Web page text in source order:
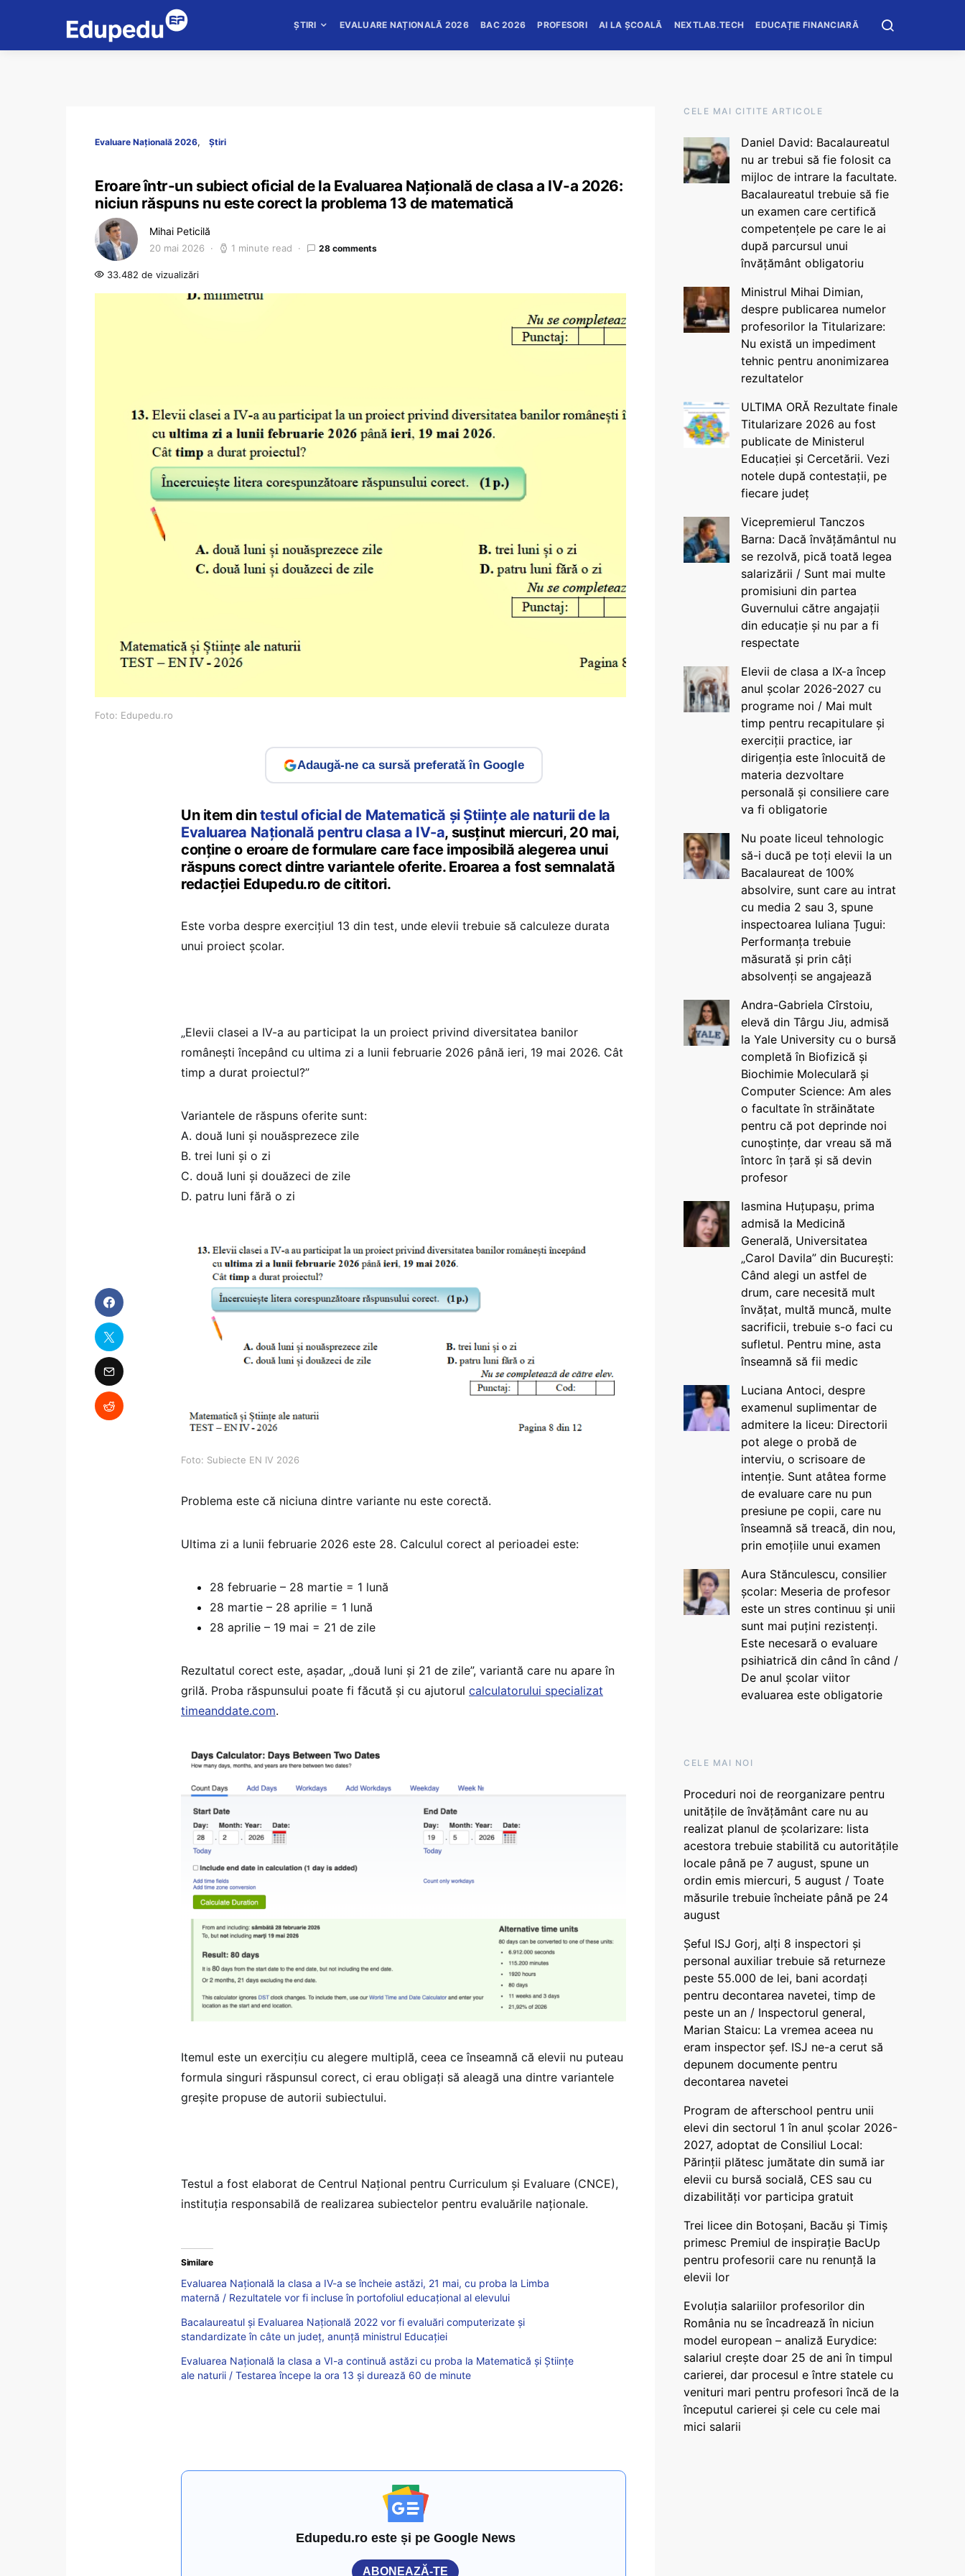
ȘTIRI EVALUARE NAȚIONALĂ 2026 BAC 2026 PROFESORI AI LA ȘCOALĂ NEXTLAB.TECH EDUCAȚIE FINANCIARĂ
Evaluare Națională 2026 Știri
Eroare într-un subiect oficial de la Evaluarea Națională de clasa a IV-a 2026:
niciun răspuns nu este corect la problema 13 de matematică
Mihai Peticilă
20 mai 2026 1 minute read 28 comments
33.482 de vizualizări
Foto: Edupedu.ro
Adaugă-ne ca sursă preferată în Google
Un item dintestul oficial de Matematică și Științe ale naturii de la
Evaluarea Națională pentru clasa a IV-a, susținut miercuri, 20 mai,
conține o eroare de formulare care face imposibilă alegerea unui
răspuns corect dintre variantele oferite. Eroarea a fost semnalată
redacției Edupedu.ro de cititori.
Este vorba despre exercițiul 13 din test, unde elevii trebuie să calculeze durata
unui proiect școlar.
„Elevii clasei a IV-a au participat la un proiect privind diversitatea banilor
românești începând cu ultima zi a lunii februarie 2026 până ieri, 19 mai 2026. Cât
timp a durat proiectul?”
Variantele de răspuns oferite sunt:
A. două luni și nouăsprezece zile
B. trei luni și o zi
C. două luni și douăzeci de zile
D. patru luni fără o zi
Foto: Subiecte EN IV 2026
Problema este că niciuna dintre variante nu este corectă.
Ultima zi a lunii februarie 2026 este 28. Calculul corect al perioadei este:
28 februarie – 28 martie = 1 lună
28 martie – 28 aprilie = 1 lună
28 aprilie – 19 mai = 21 de zile
Rezultatul corect este, așadar, „două luni și 21 de zile”, variantă care nu apare în
grilă. Proba răspunsului poate fi făcută și cu ajutorul calculatorului specializat
timeanddate.com.
Itemul este un exercițiu cu alegere multiplă, ceea ce înseamnă că elevii nu puteau
formula singuri răspunsul corect, ci erau obligați să aleagă una dintre variantele
greșite propuse de autorii subiectului.
Testul a fost elaborat de Centrul Național pentru Curriculum și Evaluare (CNCE),
instituția responsabilă de realizarea subiectelor pentru evaluările naționale.
Similare
Evaluarea Națională la clasa a IV-a se încheie astăzi, 21 mai, cu proba la Limba
maternă / Rezultatele vor fi incluse în portofoliul educațional al elevului
Bacalaureatul și Evaluarea Națională 2022 vor fi evaluări computerizate și
standardizate în câte un județ, anunță ministrul Educației
Evaluarea Națională la clasa a VI-a continuă astăzi cu proba la Matematică și Științe
ale naturii / Testarea începe la ora 13 și durează 60 de minute
Edupedu.ro este și pe Google News
ABONEAZĂ-TE
CELE MAI CITITE ARTICOLE
Daniel David: Bacalaureatul
nu ar trebui să fie folosit ca
mijloc de intrare la facultate.
Bacalaureatul trebuie să fie
un examen care certifică
competențele pe care le ai
după parcursul unui
învățământ obligatoriu
Ministrul Mihai Dimian,
despre publicarea numelor
profesorilor la Titularizare:
Nu există un impediment
tehnic pentru anonimizarea
rezultatelor
ULTIMA ORĂ Rezultate finale
Titularizare 2026 au fost
publicate de Ministerul
Educației și Cercetării. Vezi
notele după contestații, pe
fiecare județ
Vicepremierul Tanczos
Barna: Dacă învățământul nu
se rezolvă, pică toată legea
salarizării / Sunt mai multe
promisiuni din partea
Guvernului către angajații
din educație și nu par a fi
respectate
Elevii de clasa a IX-a încep
anul școlar 2026-2027 cu
programe noi / Mai mult
timp pentru recapitulare și
exerciții practice, iar
dirigenția este înlocuită de
materia dezvoltare
personală și consiliere care
va fi obligatorie
Nu poate liceul tehnologic
să-i ducă pe toți elevii la un
Bacalaureat de 100%
absolvire, sunt care au intrat
cu media 2 sau 3, spune
inspectoarea Iuliana Țugui:
Performanța trebuie
măsurată și prin câți
absolvenți se angajează
Andra-Gabriela Cîrstoiu,
elevă din Târgu Jiu, admisă
la Yale University cu o bursă
completă în Biofizică și
Biochimie Moleculară și
Computer Science: Am ales
o facultate în străinătate
pentru că pot deprinde noi
cunoștințe, dar vreau să mă
întorc în țară și să devin
profesor
Iasmina Huțupașu, prima
admisă la Medicină
Generală, Universitatea
„Carol Davila” din București:
Când alegi un astfel de
drum, care necesită mult
învățat, multă muncă, multe
sacrificii, trebuie s-o faci cu
sufletul. Pentru mine, asta
înseamnă să fii medic
Luciana Antoci, despre
examenul suplimentar de
admitere la liceu: Directorii
pot alege o probă de
interviu, o scrisoare de
intenție. Sunt atâtea forme
de evaluare care nu pun
presiune pe copii, care nu
înseamnă să treacă, din nou,
prin emoțiile unui examen
Aura Stănculescu, consilier
școlar: Meseria de profesor
este un stres continuu și unii
sunt mai puțini rezistenți.
Este necesară o evaluare
psihiatrică din când în când /
De anul școlar viitor
evaluarea este obligatorie
CELE MAI NOI
Proceduri noi de reorganizare pentru
unitățile de învățământ care nu au
realizat planul de școlarizare: lista
acestora trebuie stabilită cu autoritățile
locale până pe 7 august, spune un
ordin emis miercuri, 5 august / Toate
măsurile trebuie încheiate până pe 24
august
Șeful ISJ Gorj, alți 8 inspectori și
personal auxiliar trebuie să returneze
peste 55.000 de lei, bani acordați
pentru decontarea navetei, timp de
peste un an / Inspectorul general,
Marian Staicu: La vremea aceea nu
eram inspector șef. ISJ ne-a cerut să
depunem documente pentru
decontarea navetei
Program de afterschool pentru unii
elevi din sectorul 1 în anul școlar 2026-
2027, adoptat de Consiliul Local:
Părinții plătesc jumătate din sumă iar
elevii cu bursă socială, CES sau cu
dizabilităţi vor participa gratuit
Trei licee din Botoșani, Bacău și Timiș
primesc Premiul de inspirație BacUp
pentru profesorii care nu renunță la
elevii lor
Evoluția salariilor profesorilor din
România nu se încadrează în niciun
model european – analiză Eurydice:
salariul crește doar 25 de ani în timpul
carierei, dar procesul e între statele cu
venituri mari pentru profesori încă de la
începutul carierei și cele cu cele mai
mici salarii